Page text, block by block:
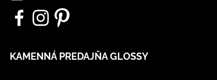
KAMENNÁ PREDAJŇA GLOSSY